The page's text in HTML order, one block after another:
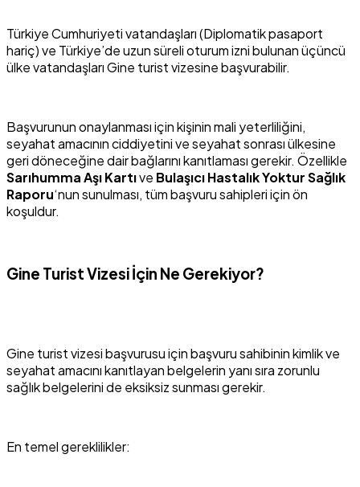
Türkiye Cumhuriyeti vatandaşları (Diplomatik pasaport
hariç) ve Türkiye’de uzun süreli oturum izni bulunan üçüncü
ülke vatandaşları Gine turist vizesine başvurabilir.
Başvurunun onaylanması için kişinin mali yeterliliğini,
seyahat amacının ciddiyetini ve seyahat sonrası ülkesine
geri döneceğine dair bağlarını kanıtlaması gerekir. Özellikle
Sarıhumma Aşı Kartıve Bulaşıcı Hastalık Yoktur Sağlık
Raporu‘nun sunulması, tüm başvuru sahipleri için ön
koşuldur.
Gine Turist Vizesi İçin Ne Gerekiyor?
Gine turist vizesi başvurusu için başvuru sahibinin kimlik ve
seyahat amacını kanıtlayan belgelerin yanı sıra zorunlu
sağlık belgelerini de eksiksiz sunması gerekir.
En temel gereklilikler: